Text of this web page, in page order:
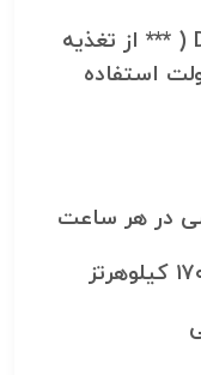
ولتاژ ورودی: ۲۴ ولت DC ( *** از تغذیه
صنعتی ۲۴ ولت استفاده